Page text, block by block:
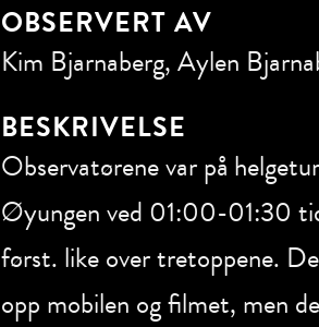
OBSERVERT AV
Kim Bjarnaberg, Aylen
BESKRIVELSE
Observatørene var på
Øyungen ved 01:00-01:30
først. like over tretoppene.
opp mobilen og filmet, men